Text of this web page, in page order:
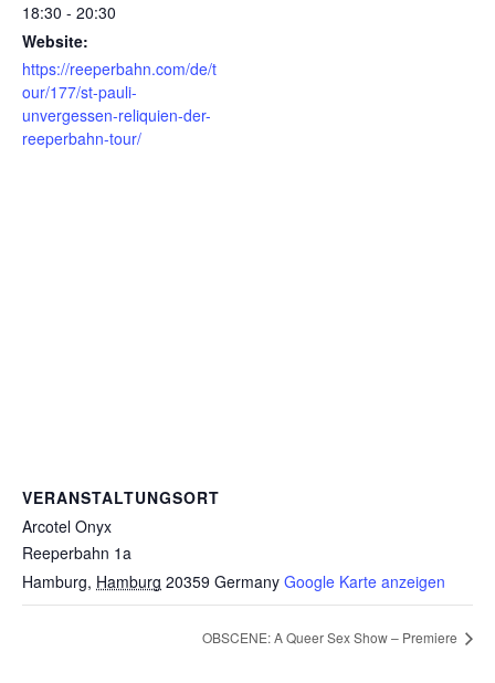
18:30 - 20:30
Website:
https://reeperbahn.com/de/t
our/177/st-pauli-
unvergessen-reliquien-der-
reeperbahn-tour/
VERANSTALTUNGSORT
Arcotel Onyx
Reeperbahn 1a
Hamburg, Hamburg 20359 Germany Google Karte anzeigen
OBSCENE: A Queer Sex Show – Premiere